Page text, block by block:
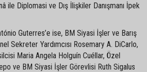
ile Diplomasi ve Dış İlişkiler Danışmanı İpek
Guterres’e ise, BM Siyasi İşler ve Barış
Sekreter Yardımcısı Rosemary A. DiCarlo,
Maria Angela Holguín Cuéllar, Özel
ve BM Siyasi İşler Görevlisi Ruth Sigalus